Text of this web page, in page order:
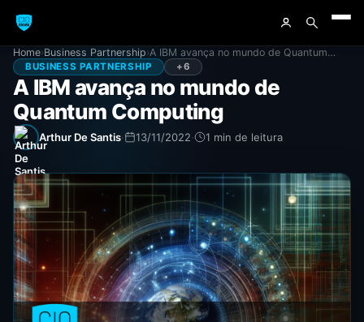
Home›Business Partnership›A IBM avança no mundo de Quantum…
BUSINESS PARTNERSHIP +6
A IBM avança no mundo de
Quantum Computing
Arthur De Santis· 13/11/2022· 1 min de leitura